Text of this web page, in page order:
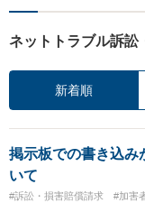
ネットトラブル訴訟
新着順
掲示板での書き込み
いて
#訴訟・損害賠償請求 #加害